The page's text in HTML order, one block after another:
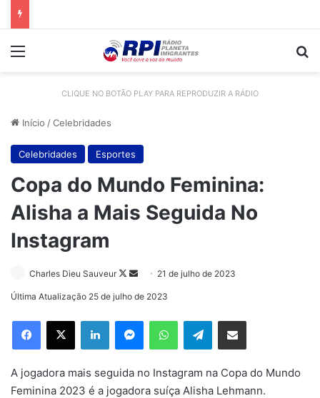
Menu
CLIQUE NO BOTÃO PLAY PARA REPRODUZIR A RÁDIO
Início /Celebridades
Celebridades Esportes
Copa do Mundo Feminina:
Alisha a Mais Seguida No
Instagram
Charles Dieu Sauveur
Follow
Mande
mail
21 de julho de 2023
Última Atualização 25 de julho de 2023
Facebook
X LinkedinMessengerWhatsAppTelegramCompartilhar via e-mail
A jogadora mais seguida no Instagram na Copa do Mundo
Feminina 2023 é a jogadora suíça Alisha Lehmann.